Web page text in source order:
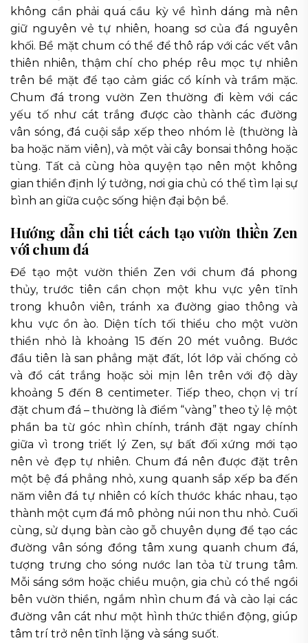
không cần phải quá cầu kỳ về hình dáng mà nên
giữ nguyên vẻ tự nhiên, hoang sơ của đá nguyên
khối. Bề mặt chum có thể để thô ráp với các vết vân
thiên nhiên, thậm chí cho phép rêu mọc tự nhiên
trên bề mặt để tạo cảm giác cổ kính và trầm mặc.
Chum đá trong vườn Zen thường đi kèm với các
yếu tố như cát trắng được cào thành các đường
vân sóng, đá cuội sắp xếp theo nhóm lẻ (thường là
ba hoặc năm viên), và một vài cây bonsai thông hoặc
tùng. Tất cả cùng hòa quyện tạo nên một không
gian thiền định lý tưởng, nơi gia chủ có thể tìm lại sự
bình an giữa cuộc sống hiện đại bộn bề.
Hướng dẫn chi tiết cách tạo vườn thiền Zen
với chum đá
Để tạo một vườn thiền Zen với chum đá phong
thủy, trước tiên cần chọn một khu vực yên tĩnh
trong khuôn viên, tránh xa đường giao thông và
khu vực ồn ào. Diện tích tối thiểu cho một vườn
thiền nhỏ là khoảng 15 đến 20 mét vuông. Bước
đầu tiên là san phẳng mặt đất, lót lớp vải chống cỏ
và đổ cát trắng hoặc sỏi mịn lên trên với độ dày
khoảng 5 đến 8 centimeter. Tiếp theo, chọn vị trí
đặt chum đá – thường là điểm “vàng” theo tỷ lệ một
phần ba từ góc nhìn chính, tránh đặt ngay chính
giữa vì trong triết lý Zen, sự bất đối xứng mới tạo
nên vẻ đẹp tự nhiên. Chum đá nên được đặt trên
một bệ đá phẳng nhỏ, xung quanh sắp xếp ba đến
năm viên đá tự nhiên có kích thước khác nhau, tạo
thành một cụm đá mô phỏng núi non thu nhỏ. Cuối
cùng, sử dụng bàn cào gỗ chuyên dụng để tạo các
đường vân sóng đồng tâm xung quanh chum đá,
tượng trưng cho sóng nước lan tỏa từ trung tâm.
Mỗi sáng sớm hoặc chiều muộn, gia chủ có thể ngồi
bên vườn thiền, ngắm nhìn chum đá và cào lại các
đường vân cát như một hình thức thiền động, giúp
tâm trí trở nên tĩnh lặng và sáng suốt.